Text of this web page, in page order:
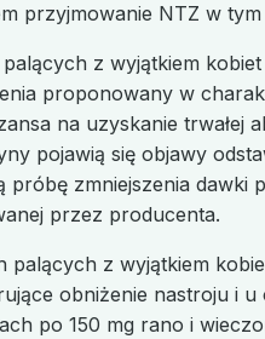
przyjmowanie NTZ w
z wyjątkiem
proponowany w
na uzyskanie
pojawią się objawy
próbę zmniejszenia
przez producenta.
palących z wyjątkiem
obniżenie nastroju i
po 150 mg rano i